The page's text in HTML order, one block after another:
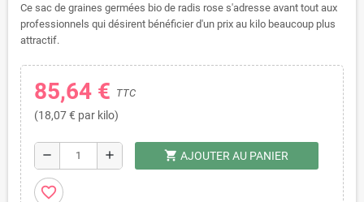
Ce sac de graines germées bio de radis rose s'adresse avant tout aux
professionnels qui désirent bénéficier d'un prix au kilo beaucoup plus
attractif.
85,64 € TTC
(18,07 € par kilo)
remove add shopping_cart AJOUTER AU PANIER
favorite_border